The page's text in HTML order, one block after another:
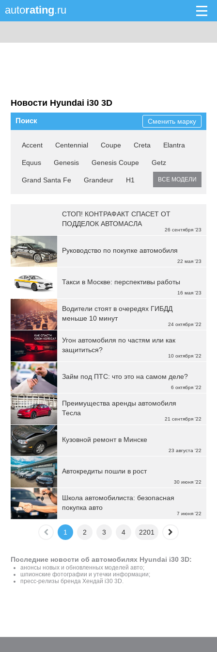
autorating.ru
Новости Hyundai i30 3D
Поиск Сменить марку
Accent Centennial Coupe Creta Elantra
Equus Genesis Genesis Coupe Getz
Grand Santa Fe Grandeur H1 ВСЕ МОДЕЛИ
26 сентября '23
СТОП! КОНТРАФАКТ СПАСЕТ ОТ
ПОДДЕЛОК АВТОМАСЛА
22 мая '23
Руководство по покупке автомобиля
16 мая '23
Такси в Москве: перспективы работы
24 октября '22
Водители стоят в очередях ГИБДД
меньше 10 минут
10 октября '22
Угон автомобиля по частям или как
защититься?
6 октября '22
Займ под ПТС: что это на самом деле?
21 сентября '22
Преимущества аренды автомобиля
Тесла
23 августа '22
Кузовной ремонт в Минске
30 июня '22
Автокредиты пошли в рост
7 июня '22
Школа автомобилиста: безопасная
покупка авто
1 2 3 4 2201
Последние новости об автомобилях Hyundai i30 3D:
анонсы новых и обновленных моделей авто;
шпионские фотографии и утечки информации;
пресс-релизы бренда Хендай i30 3D.